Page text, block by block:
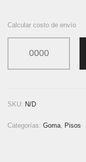
Calcular costo de envío
SKU: N/D
Categorías: Goma Pisos